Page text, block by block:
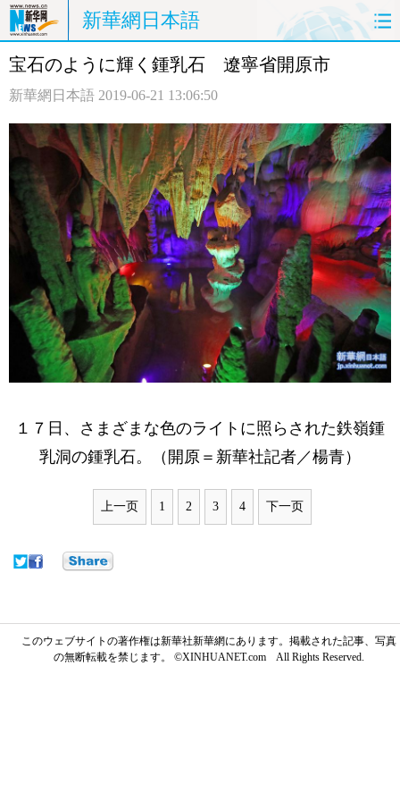
新華網日本語
ホームページ 政治 経済
観光 評論 写真
中日対訳
宝石のように輝く鍾乳石 遼寧省開原市
新華網日本語 2019-06-21 13:06:50
１７日、さまざまな色のライトに照らされた鉄嶺鍾
乳洞の鍾乳石。（開原＝新華社記者／楊青）
上一页 1 2 3 4 下一页
このウェブサイトの著作権は新華社新華網にあります。掲載された記事、写真
の無断転載を禁じます。 ©XINHUANET.com All Rights Reserved.